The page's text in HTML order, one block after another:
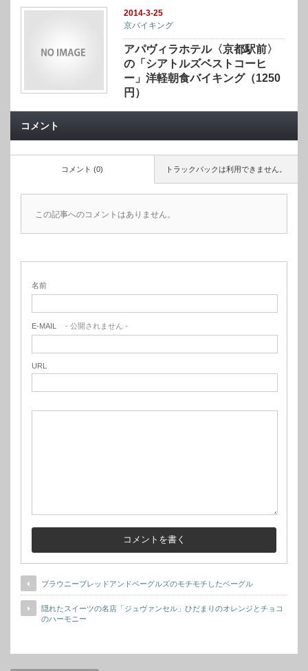
2014-3-25
京バイキング
アパヴィラホテル〈京都駅前〉
の「シアトルズベストコーヒ
ー」洋軽朝食バイキング（1250
円）
コメント
トラックバックは利用できません。
コメント (0)
この記事へのコメントはありません。
名前
E-MAIL - 公開されません -
URL
ブラウニーブレッドアンドベーグルズのモチモチしたベーグル
隠れたスイーツの名店「ジュヴァンセル」ひだまりのオレンジとチョコ
のハーモニー